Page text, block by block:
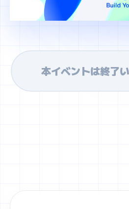
本イベントは終了